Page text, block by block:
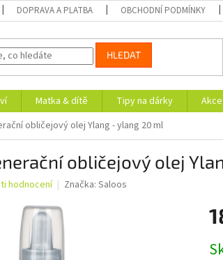
DOPRAVA A PLATBA OBCHODNÍ PODMÍNKY
HLEDAT
Matka & dítě Tipy na dárky Akce
obličejový olej Ylang - ylang 20 ml
obličejový olej
hodnocení Značka: Saloos